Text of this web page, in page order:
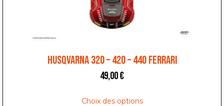
HUSQVARNA 320 – 420 – 440 FERRARI
49,00€
Choix des options